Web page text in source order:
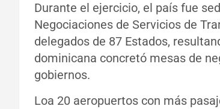
Durante el ejercicio, el país fue
Negociaciones de Servicios de
delegados de 87 Estados,
dominicana concretó mesas de
gobiernos.
Loa 20 aeropuertos con más